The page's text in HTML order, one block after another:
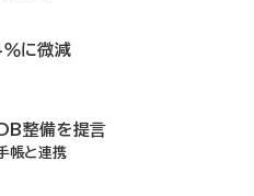
に微減
整備を提言
帳と連携